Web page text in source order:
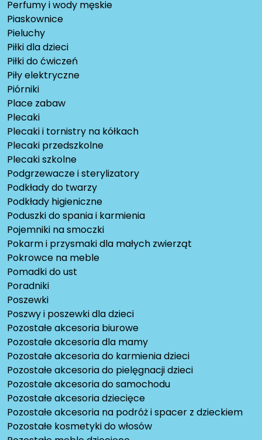
Perfumy i wody męskie
Piaskownice
Pieluchy
Piłki dla dzieci
Piłki do ćwiczeń
Piły elektryczne
Piórniki
Place zabaw
Plecaki
Plecaki i tornistry na kółkach
Plecaki przedszkolne
Plecaki szkolne
Podgrzewacze i sterylizatory
Podkłady do twarzy
Podkłady higieniczne
Poduszki do spania i karmienia
Pojemniki na smoczki
Pokarm i przysmaki dla małych zwierząt
Pokrowce na meble
Pomadki do ust
Poradniki
Poszewki
Poszwy i poszewki dla dzieci
Pozostałe akcesoria biurowe
Pozostałe akcesoria dla mamy
Pozostałe akcesoria do karmienia dzieci
Pozostałe akcesoria do pielęgnacji dzieci
Pozostałe akcesoria do samochodu
Pozostałe akcesoria dziecięce
Pozostałe akcesoria na podróż i spacer z dzieckiem
Pozostałe kosmetyki do włosów